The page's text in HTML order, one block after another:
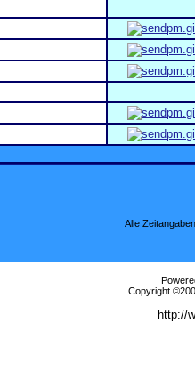
Alle
Copyright
http://